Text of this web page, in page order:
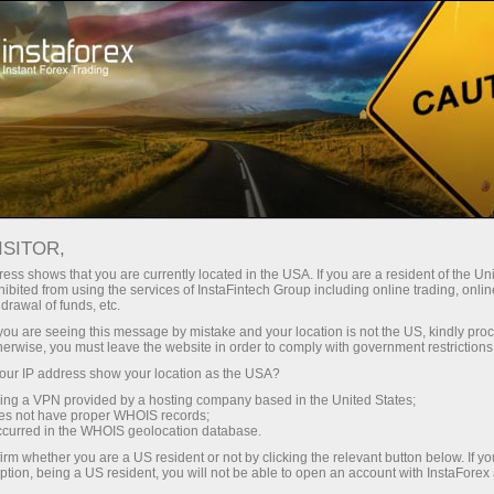
انسٹا فاریکس کے ساتھ، آپ
حاصل کرتے ہیں: 1:5000 تک کا فائدہ،
مارکیٹ میں کچھ بہترین اسپریڈز اور
کمیشنز، اور ٹریڈنگ اسٹاک اور انڈیکس
کے لیے فائدہ مند حالات۔
مختصر
30% بونس
ہر ڈیپازٹ پر
رفتار
تجارت اور ہائی ویز پر
shows that you are currently located in the USA. If you are a resident of the
from using the services of InstaFintech Group including online trading,
of funds, etc.
are seeing this message by mistake and your location is not the US, kindly
you must leave the website in order to comply with government
IP address show your location as the USA?
a VPN provided by a hosting company based in the United States;
not have proper WHOIS records;
in the WHOIS geolocation database.
whether you are a US resident or not by clicking the relevant button below. If
being a US resident, you will not be able to open an account with InstaForex